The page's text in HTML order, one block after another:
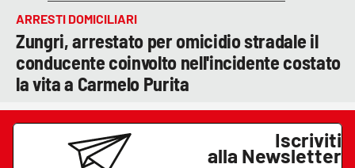
ARRESTI DOMICILIARI
Zungri, arrestato per omicidio stradale il
conducente coinvolto nell'incidente costato
la vita a Carmelo Purita
Iscriviti
alla Newsletter